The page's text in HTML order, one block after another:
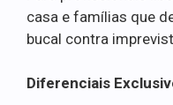
casa e famílias que
bucal contra
Diferenciais